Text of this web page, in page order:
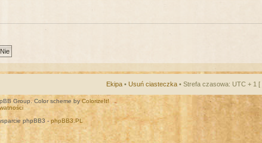
Ekipa • Usuń ciasteczka • Strefa czasowa: UTC + 1 [
Group. Color scheme byColorizeIt!
phpBB3 -phpBB3.PL